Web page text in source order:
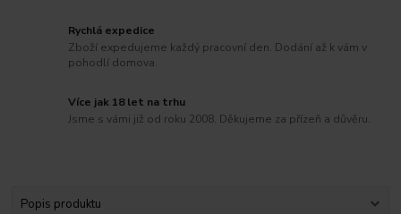
Rychlá expedice
Zboží expedujeme každý pracovní den. Dodání až k vám v
pohodlí domova.
Více jak 18 let na trhu
Jsme s vámi již od roku 2008. Děkujeme za přízeň a důvěru.
Popis produktu